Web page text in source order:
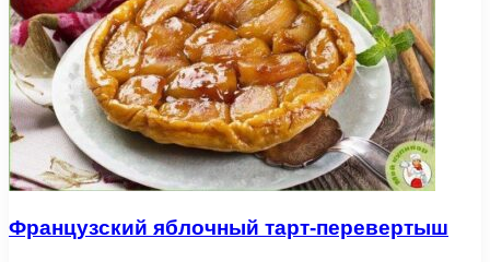
Французский яблочный тарт-перевертыш